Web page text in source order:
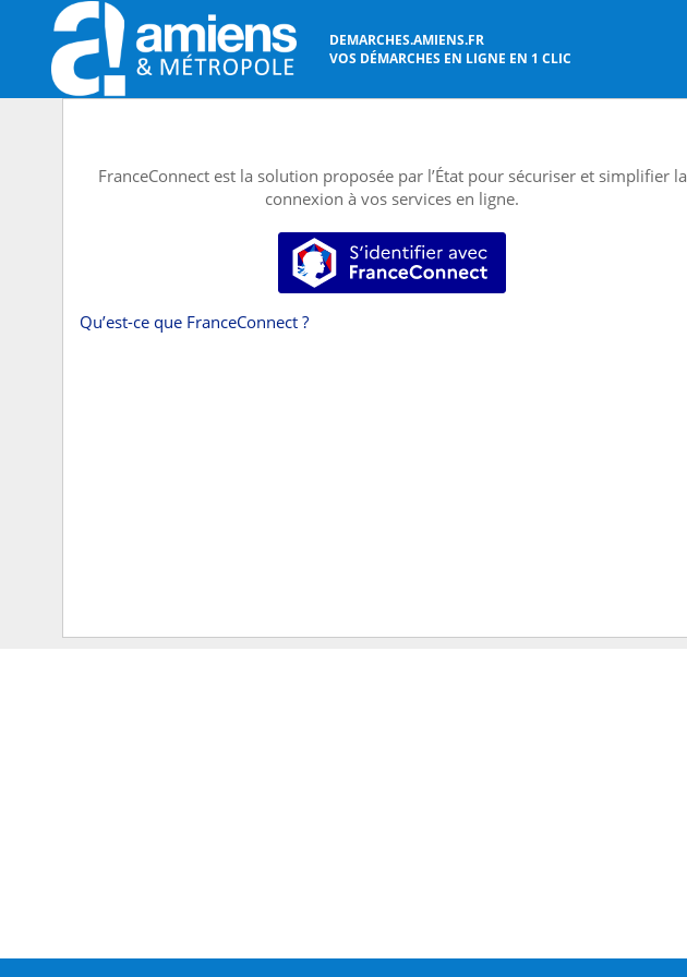
DEMARCHES.AMIENS.FR
VOS DÉMARCHES EN LIGNE EN 1 CLIC
FranceConnect est la solution proposée par l’État pour sécuriser et simplifier la
connexion à vos services en ligne.
S’identifier avec FranceConnect
Qu’est-ce que FranceConnect ?